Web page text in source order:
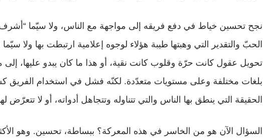
نجح تحسين خياط في دفع فريقه إلى مواجهة مع الناس، ولا سيّما “أشرف
الحبّ والتقدير التي وهبتها طيبة هؤلاء لوجوه إعلامية ارتبطت بها ولا
تحويل عقول كانت حرّة وقلوب كانت نقية، أو هذا ما كان يبدو عليها، إلى
بلغات مختلفة وعلى مستويات متعدّدة. لكنّه فشل في استخدام الفريق
الحقيقة التي ينطق بها الناس والتي تتناوله وتتجاهل أدواته، أو لا تتعرّض
السؤال الآن هو من الخاسر في هذه المعركة؟ ببساطة، تحسين. وهو